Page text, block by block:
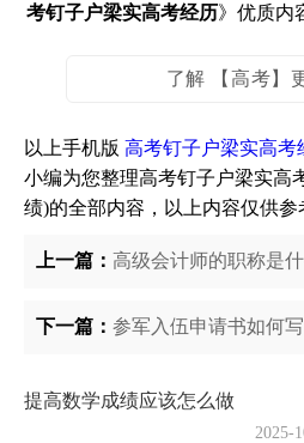
考钉子户梁实高考经历》优质内
了解 【高考】
以上手机版 高考钉子户梁实高考
小编为您整理高考钉子户梁实高
绩)的全部内容，以上内容仅供参
上一篇： 高级会计师的职称是
下一篇： 参军入伍申请书如何写
提高数学成绩应该怎么做
2025-